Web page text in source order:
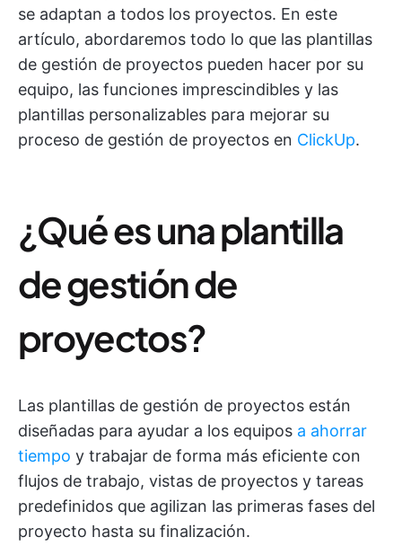
se adaptan a todos los proyectos. En este
artículo, abordaremos todo lo que las plantillas
de gestión de proyectos pueden hacer por su
equipo, las funciones imprescindibles y las
plantillas personalizables para mejorar su
proceso de gestión de proyectos en ClickUp.
¿Qué es una plantilla
de gestión de
proyectos?
Las plantillas de gestión de proyectos están
diseñadas para ayudar a los equipos a ahorrar
tiempo y trabajar de forma más eficiente con
flujos de trabajo, vistas de proyectos y tareas
predefinidos que agilizan las primeras fases del
proyecto hasta su finalización.